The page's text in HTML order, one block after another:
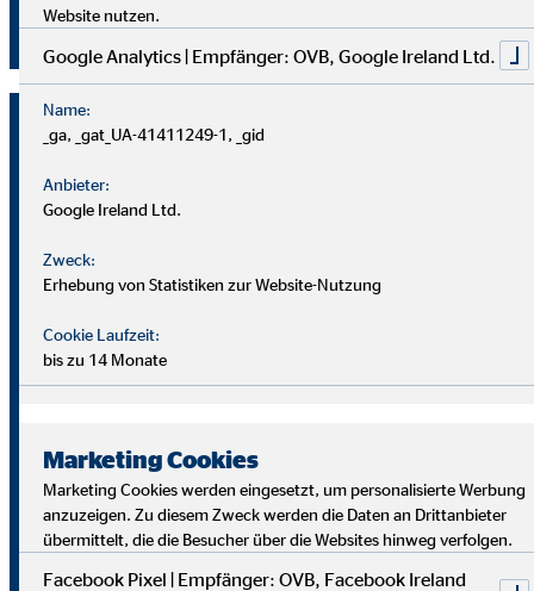
Jetzt klicken und bewerben!
Website nutzen.
Google Analytics | Empfänger: OVB, Google Ireland Ltd.
Name:
_ga, _gat_UA-41411249-1, _gid
Anbieter:
Google Ireland Ltd.
Zweck:
Erhebung von Statistiken zur Website-Nutzung
Cookie Laufzeit:
bis zu 14 Monate
Marketing Cookies
Marketing Cookies werden eingesetzt, um personalisierte Werbung
anzuzeigen. Zu diesem Zweck werden die Daten an Drittanbieter
übermittelt, die die Besucher über die Websites hinweg verfolgen.
Facebook Pixel | Empfänger: OVB, Facebook Ireland